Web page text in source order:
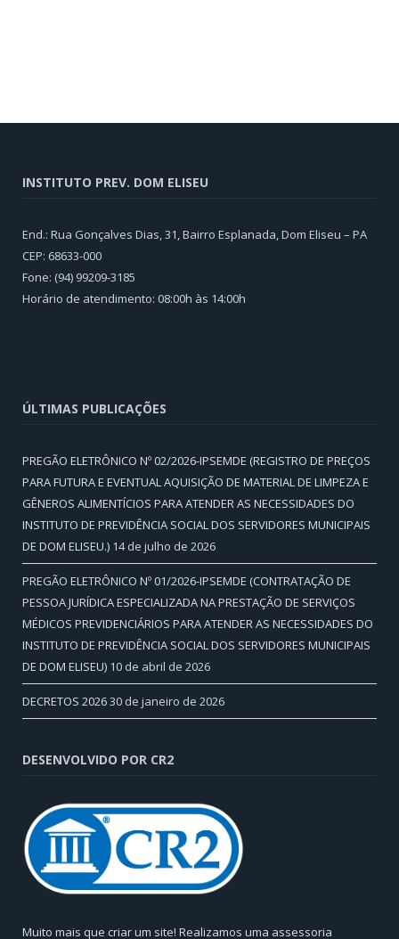
INSTITUTO PREV. DOM ELISEU
End.: Rua Gonçalves Dias, 31, Bairro Esplanada, Dom Eliseu – PA
CEP: 68633-000
Fone: (94) 99209-3185
Horário de atendimento: 08:00h às 14:00h
ÚLTIMAS PUBLICAÇÕES
PREGÃO ELETRÔNICO Nº 02/2026-IPSEMDE (REGISTRO DE PREÇOS
PARA FUTURA E EVENTUAL AQUISIÇÃO DE MATERIAL DE LIMPEZA E
GÊNEROS ALIMENTÍCIOS PARA ATENDER AS NECESSIDADES DO
INSTITUTO DE PREVIDÊNCIA SOCIAL DOS SERVIDORES MUNICIPAIS
DE DOM ELISEU.) 14 de julho de 2026
PREGÃO ELETRÔNICO Nº 01/2026-IPSEMDE (CONTRATAÇÃO DE
PESSOA JURÍDICA ESPECIALIZADA NA PRESTAÇÃO DE SERVIÇOS
MÉDICOS PREVIDENCIÁRIOS PARA ATENDER AS NECESSIDADES DO
INSTITUTO DE PREVIDÊNCIA SOCIAL DOS SERVIDORES MUNICIPAIS
DE DOM ELISEU) 10 de abril de 2026
DECRETOS 202630 de janeiro de 2026
DESENVOLVIDO POR CR2
Muito mais que criar um site! Realizamos uma assessoria